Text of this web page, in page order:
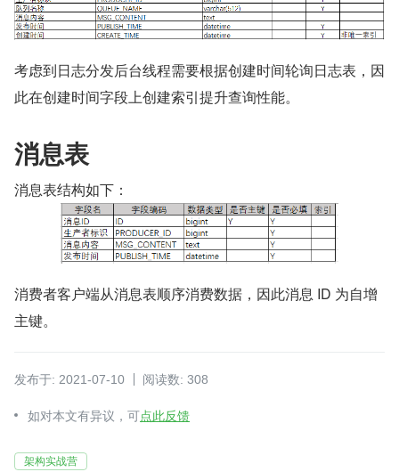
考虑到日志分发后台线程需要根据创建时间轮询日志表，因
此在创建时间字段上创建索引提升查询性能。
消息表
消息表结构如下：
消费者客户端从消息表顺序消费数据，因此消息 ID 为自增
主键。
发布于: 2021-07-10 阅读数: 308
如对本文有异议，可点此反馈
架构实战营